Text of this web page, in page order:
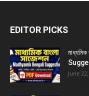
EDITOR PICKS
June